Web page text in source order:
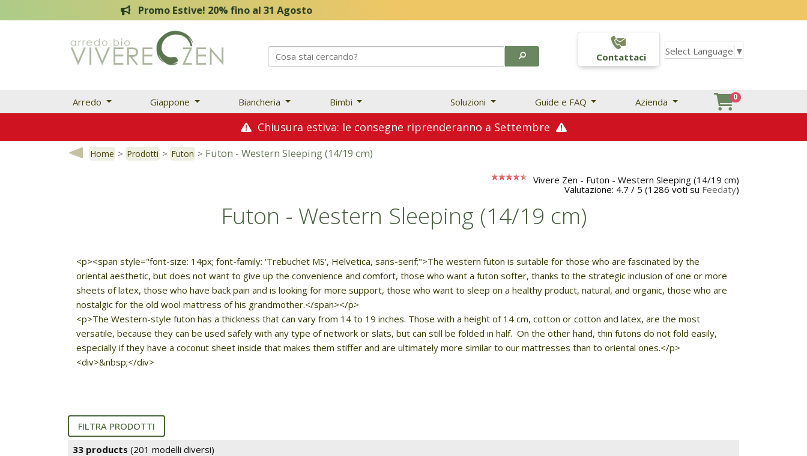
Promo Estive! 20% fino al 31 Agosto
Contattaci
Select Language ▼
Arredo Giappone Biancheria Bimbi Soluzioni Guide e FAQ Azienda 0
Chiusura estiva: le consegne riprenderanno a Settembre
Home > Prodotti > Futon > Futon - Western Sleeping (14/19 cm)
Vivere Zen - Futon - Western Sleeping (14/19 cm)
Valutazione: 4.7 / 5 (1286 voti su Feedaty)
Futon - Western Sleeping (14/19 cm)
<p><span style="font-size: 14px; font-family: 'Trebuchet MS', Helvetica, sans-serif;">The western futon is suitable for those who are fascinated by the
oriental aesthetic, but does not want to give up the convenience and comfort, those who want a futon softer, thanks to the strategic inclusion of one or more
sheets of latex, those who have back pain and is looking for more support, those who want to sleep on a healthy product, natural, and organic, those who are
nostalgic for the old wool mattress of his grandmother.</span></p>
<p>The Western-style futon has a thickness that can vary from 14 to 19 inches. Those with a height of 14 cm, cotton or cotton and latex, are the most
versatile, because they can be used safely with any type of network or slats, but can still be folded in half. On the other hand, thin futons do not fold easily,
especially if they have a coconut sheet inside that makes them stiffer and are ultimately more similar to our mattresses than to oriental ones.</p>
<div>&nbsp;</div>
FILTRA PRODOTTI
33 products (201 modelli diversi)